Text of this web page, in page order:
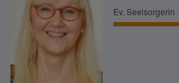
Ev. Seelsorgerin